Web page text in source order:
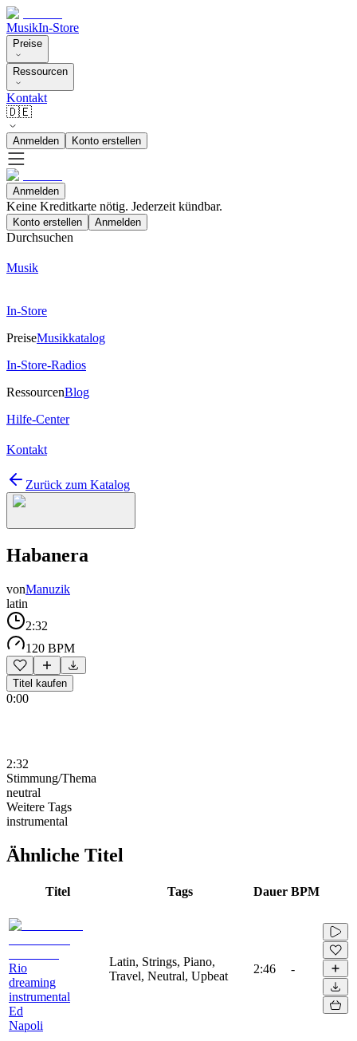
MusikIn-Store
Preise
Ressourcen
Kontakt
🇩🇪
Anmelden Konto erstellen
Anmelden
Keine Kreditkarte nötig. Jederzeit kündbar.
Konto erstellen Anmelden
Durchsuchen
Musik
In-Store
PreiseMusikkatalog
In-Store-Radios
RessourcenBlog
Hilfe-Center
Kontakt
Zurück zum Katalog
Habanera
vonManuzik
latin
2:32
120 BPM
Titel kaufen
0:00
2:32
Stimmung/Thema
neutral
Weitere Tags
instrumental
Ähnliche Titel
Titel Tags Dauer BPM
Rio
dreaming
instrumental
Ed
Napoli
Latin, Strings, Piano,
Travel, Neutral, Upbeat
2:46 -